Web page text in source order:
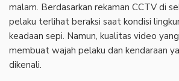
malam. Berdasarkan rekaman CCTV di
pelaku terlihat beraksi saat kondisi
keadaan sepi. Namun, kualitas video
membuat wajah pelaku dan kendaraan
dikenali.